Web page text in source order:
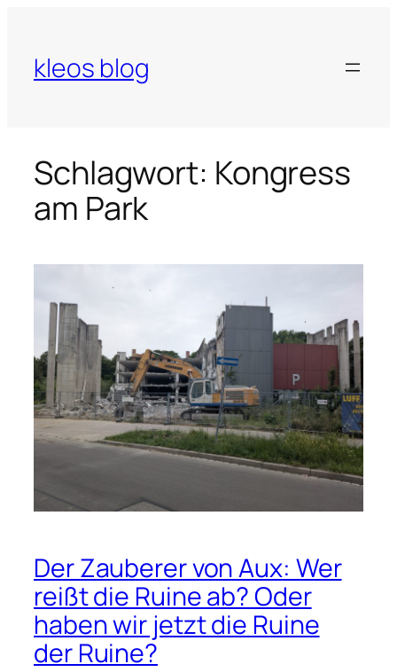
springen
kleos blog
Schlagwort: Kongress
am Park
Der Zauberer von Aux: Wer
reißt die Ruine ab? Oder
haben wir jetzt die Ruine
der Ruine?